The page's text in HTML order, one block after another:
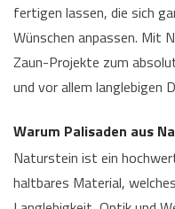
fertigen lassen, die sich
Wünschen anpassen. Mit
Zaun-Projekte zum
und vor allem langlebigen
Warum Palisaden aus
Naturstein ist ein
haltbares Material,